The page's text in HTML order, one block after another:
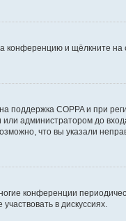
конференцию и щёлкните на
COPPA и при
администратором до
что вы указали
конференции
в дискуссиях.